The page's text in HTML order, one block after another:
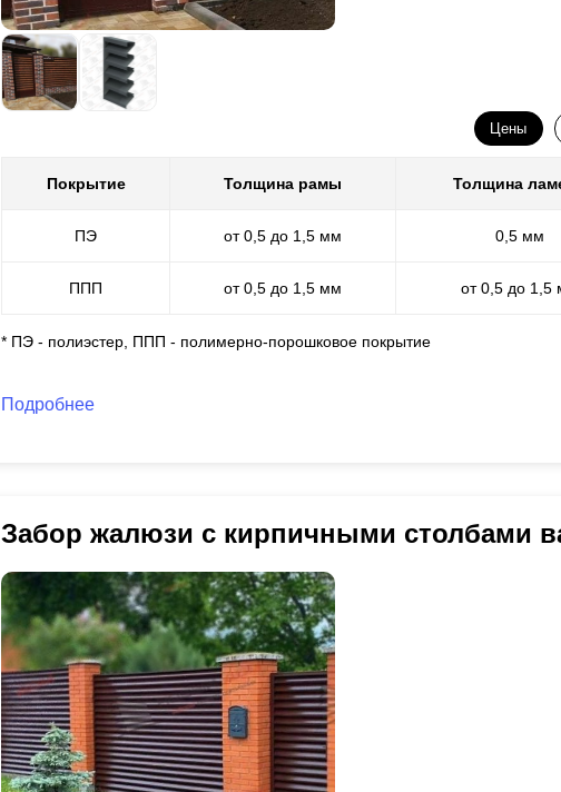
Цены
Покрытие Толщина рамы Толщина
ПЭ от 0,5 до 1,5 мм 0,5 мм
ППП от 0,5 до 1,5 мм от 0,5 до 1,5
* ПЭ - полиэстер, ППП - полимерно-порошковое покрытие
Подробнее
Забор жалюзи с кирпичными столбами